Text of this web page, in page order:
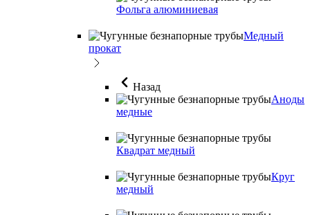
Фольга алюминиевая
Медный
прокат
Назад
Аноды
медные
Квадрат медный
Круг
медный